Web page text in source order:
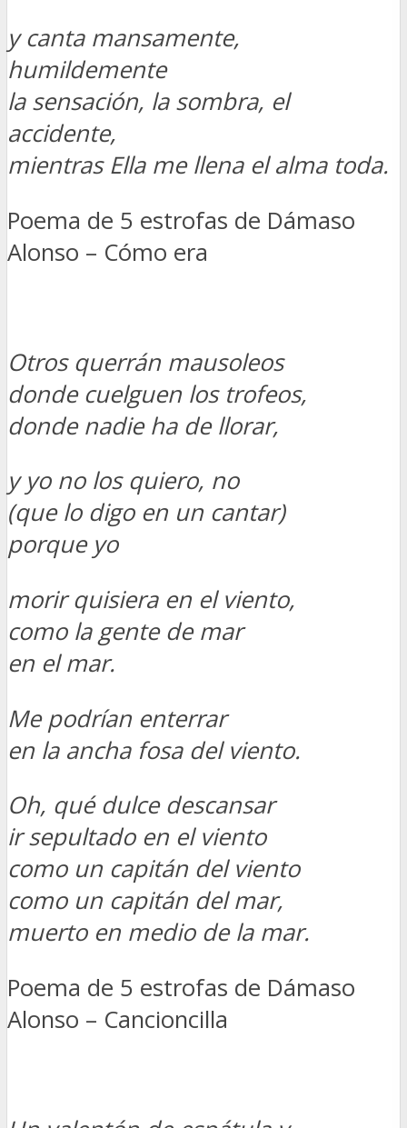
y canta mansamente,
humildemente
la sensación, la sombra, el
accidente,
mientras Ella me llena el alma toda.
Poema de 5 estrofas de Dámaso
Alonso – Cómo era
Otros querrán mausoleos
donde cuelguen los trofeos,
donde nadie ha de llorar,
y yo no los quiero, no
(que lo digo en un cantar)
porque yo
morir quisiera en el viento,
como la gente de mar
en el mar.
Me podrían enterrar
en la ancha fosa del viento.
Oh, qué dulce descansar
ir sepultado en el viento
como un capitán del viento
como un capitán del mar,
muerto en medio de la mar.
Poema de 5 estrofas de Dámaso
Alonso – Cancioncilla